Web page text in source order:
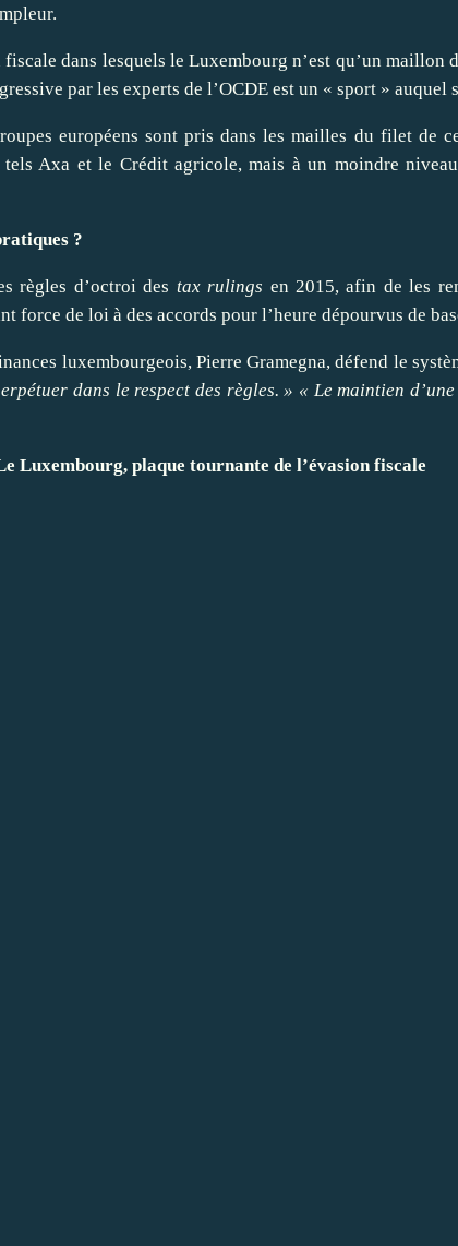
dans lesquels le Luxembourg n’est qu’un
par les experts de l’OCDE est un « sport » auquel
européens sont pris dans les mailles du filet de
tels Axa et le Crédit agricole, mais à un moindre
?
règles d’octroi des tax rulings en 2015, afin de les
force de loi à des accords pour l’heure dépourvus de
luxembourgeois, Pierre Gramegna, défend le
dans le respect des règles. » « Le maintien
Luxembourg, plaque tournante de l’évasion fiscale